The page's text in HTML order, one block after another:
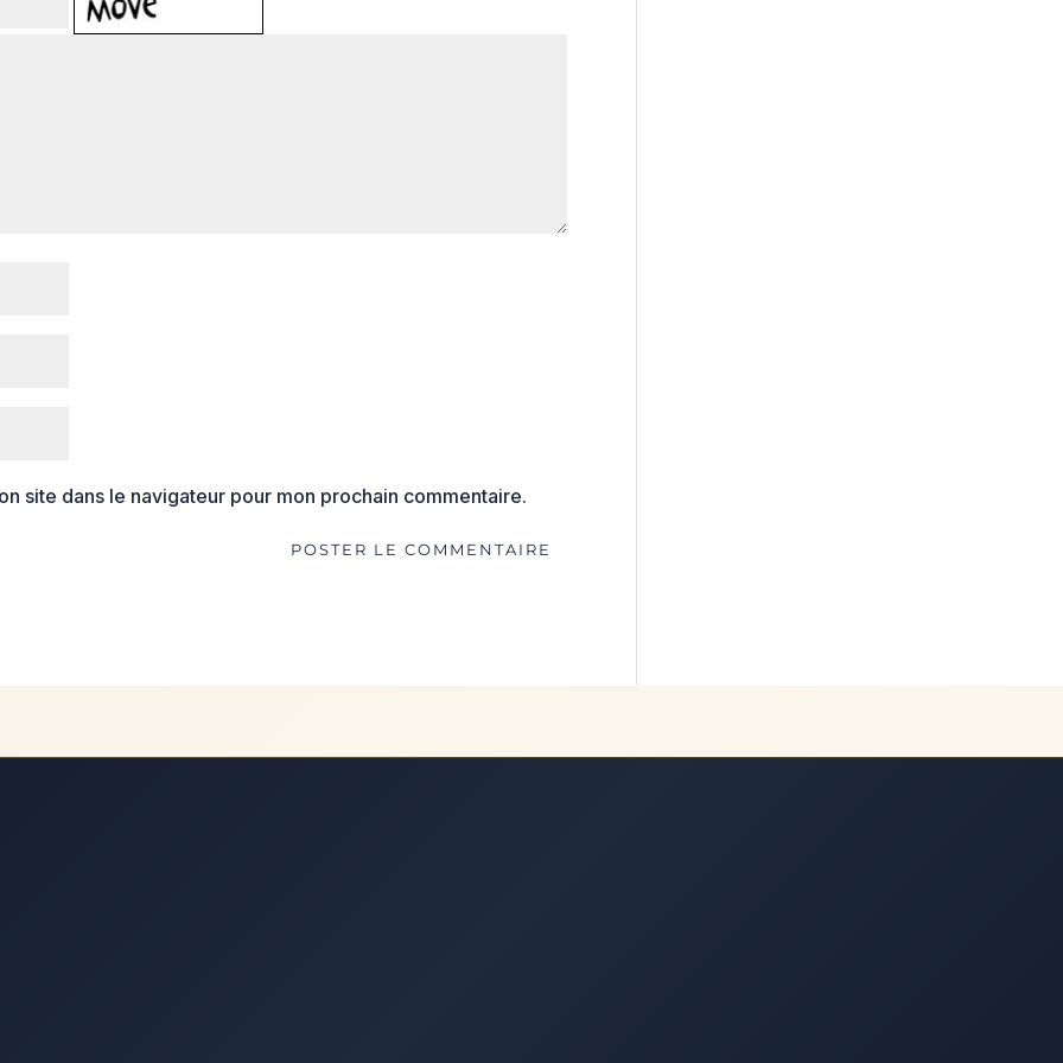
site dans le navigateur pour mon prochain commentaire.